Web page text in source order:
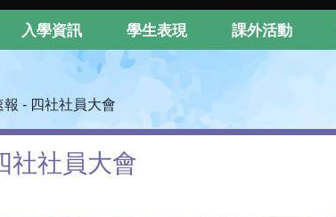
入學資訊 學生表現 課外活動
報 - 四社社員大會
社社員大會